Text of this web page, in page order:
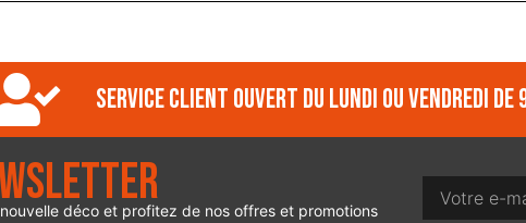
Service client ouvert du lundi ou vendredi de
déco et profitez de nos offres et promotions